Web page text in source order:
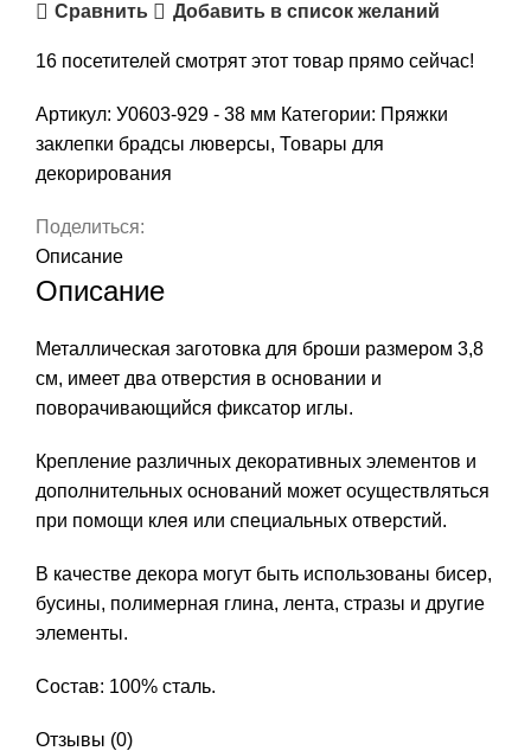
броши,
3,8
см,
арт.
929
Сравнить Добавить в список желаний
16 посетителей смотрят этот товар прямо сейчас!
Артикул: У0603-929 - 38 мм Категории: Пряжки
заклепки брадсы люверсы, Товары для
декорирования
Поделиться:
Описание
Описание
Металлическая заготовка для броши размером 3,8
см, имеет два отверстия в основании и
поворачивающийся фиксатор иглы.
Крепление различных декоративных элементов и
дополнительных оснований может осуществляться
при помощи клея или специальных отверстий.
В качестве декора могут быть использованы бисер,
бусины, полимерная глина, лента, стразы и другие
элементы.
Состав: 100% сталь.
Отзывы (0)